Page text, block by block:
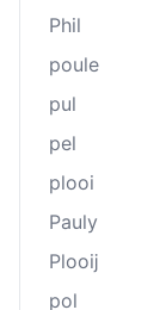
Phil
poule
pul
pel
plooi
Pauly
Plooĳ
pol